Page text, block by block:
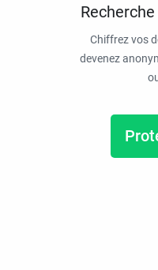
Chiffrez vos
devenez